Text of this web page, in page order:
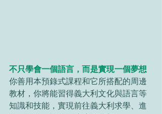
不只學會一個語言，而是實現一個夢想
你善用本預錄式課程和它所搭配的周邊
教材，你將能習得義大利文化與語言等
知識和技能，實現前往義大利求學、進